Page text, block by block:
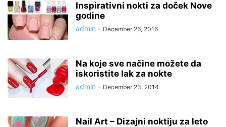
Inspirativni nokti za doček Nove
godine
admin - December 26, 2016
Na koje sve načine možete da
iskoristite lak za nokte
admin - December 23, 2014
Nail Art – Dizajni noktiju za leto